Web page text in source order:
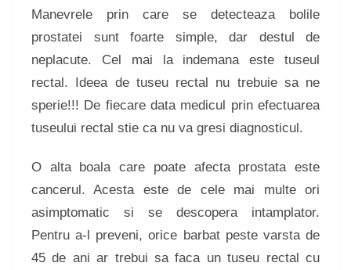
Manevrele prin care se detecteaza bolile
prostatei sunt foarte simple, dar destul de
neplacute. Cel mai la indemana este tuseul
rectal. Ideea de tuseu rectal nu trebuie sa ne
sperie!!! De fiecare data medicul prin efectuarea
tuseului rectal stie ca nu va gresi diagnosticul.
O alta boala care poate afecta prostata este
cancerul. Acesta este de cele mai multe ori
asimptomatic si se descopera intamplator.
Pentru a-l preveni, orice barbat peste varsta de
45 de ani ar trebui sa faca un tuseu rectal cu